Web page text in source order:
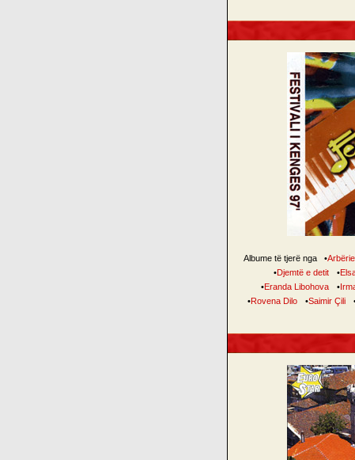
Albume të tjerë nga •
•Djemtë e detit •
•Eranda Libohova •
•Rovena Dilo •Saimir Çili